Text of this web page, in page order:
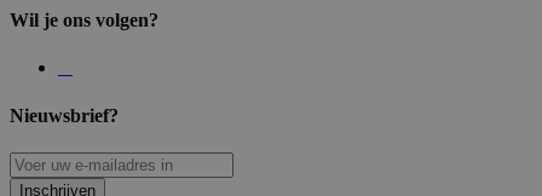
Wil je ons volgen?
Nieuwsbrief?
Inschrijven